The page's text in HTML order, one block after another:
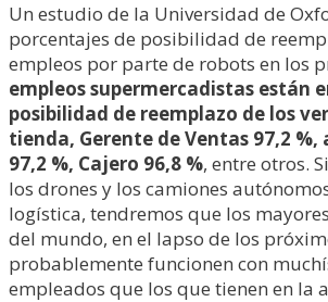
Un estudio de la Universidad de
porcentajes de posibilidad de
empleos por parte de robots en los
empleos supermercadistas están
posibilidad de reemplazo de los
tienda, Gerente de Ventas 97,2
97,2 %, Cajero 96,8 %, entre otros.
los drones y los camiones
logística, tendremos que los
del mundo, en el lapso de los
probablemente funcionen con
empleados que los que tienen en la